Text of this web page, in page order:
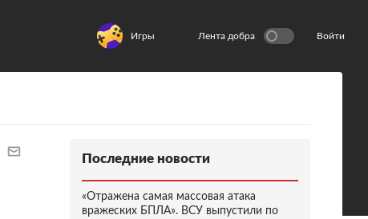
Игры Лента добра Войти
Последние новости
«Отражена самая массовая атака
вражеских БПЛА». ВСУ выпустили по